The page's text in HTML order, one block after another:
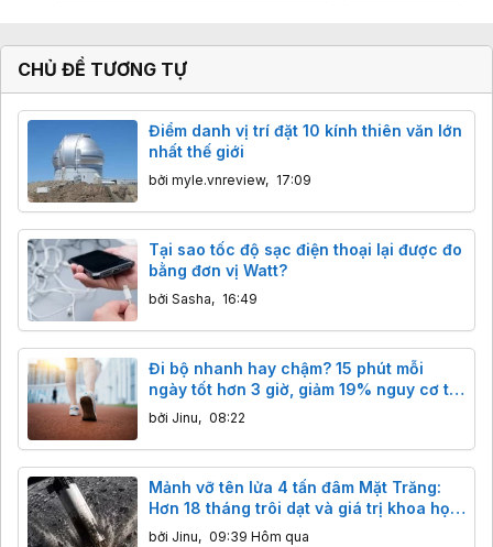
CHỦ ĐỀ TƯƠNG TỰ
Điểm danh vị trí đặt 10 kính thiên văn lớn
nhất thế giới
bởi myle.vnreview, 17:09
Tại sao tốc độ sạc điện thoại lại được đo
bằng đơn vị Watt?
bởi Sasha, 16:49
Đi bộ nhanh hay chậm? 15 phút mỗi
ngày tốt hơn 3 giờ, giảm 19% nguy cơ tử
vong
bởi Jinu, 08:22
Mảnh vỡ tên lửa 4 tấn đâm Mặt Trăng:
Hơn 18 tháng trôi dạt và giá trị khoa học
bất ngờ
bởi Jinu, 09:39 Hôm qua